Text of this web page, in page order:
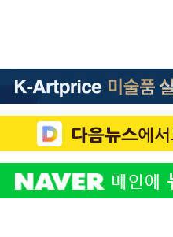
엔 美의 대한국 무역적자 있어"
회…초유의 압수수색에 '충격·당황'
치 경신…영등포 순간 '40도'
압수수색…내란 중요임무종사 혐의
오른 801.67 마감
트(4.58%) 내린 6296.38 마감